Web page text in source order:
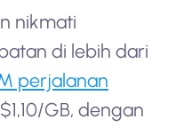
nikmati
di lebih dari
perjalanan
GB, dengan